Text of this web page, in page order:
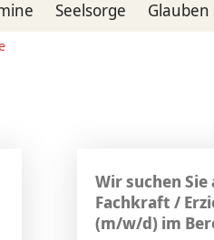
Seelsorge
Wir suchen
Fachkraft /
(m/w/d) im